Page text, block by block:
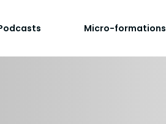
Micro-formations